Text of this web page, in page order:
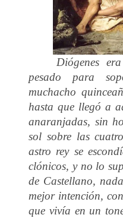
Diógenes
pesado para
muchacho
hasta que llegó a
anaranjadas, sin
sol sobre las
astro rey se
clónicos, y no lo
de Castellano,
mejor intención,
que vivía en un